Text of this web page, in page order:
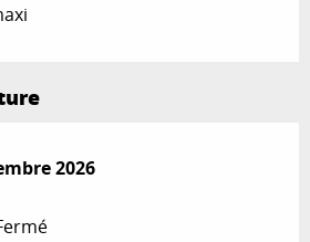
au31 décembre 2026
2026